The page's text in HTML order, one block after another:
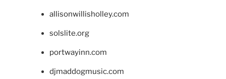
allisonwillisholley.com
solslite.org
portwayinn.com
djmaddogmusic.com